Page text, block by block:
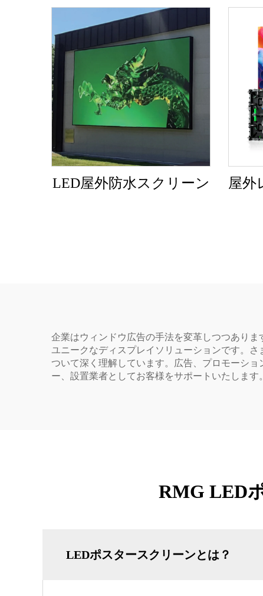
LED屋外防水スクリーン
屋外
企業はウィンドウ広告の手法を変革しつつあり
ユニークなディスプレイソリューションです。
ついて深く理解しています。広告、プロモーシ
ー、設置業者としてお客様をサポートいたします。
RMG LED
LEDポスタースクリーンとは？